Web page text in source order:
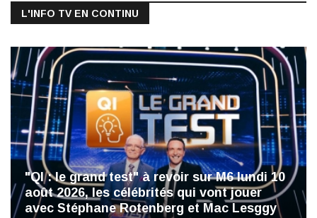
L'INFO TV EN CONTINU
"QI : le grand test" à revoir sur M6 lundi 10
août 2026, les célébrités qui vont jouer
avec Stéphane Rotenberg et Mac Lesggy